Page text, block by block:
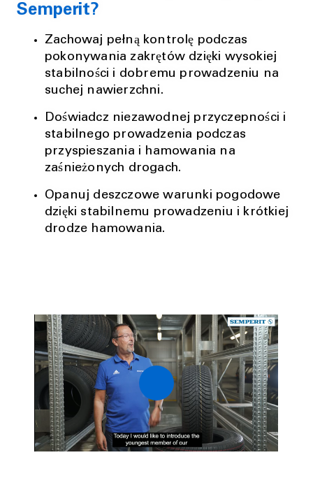
Semperit?
Zachowaj pełną kontrolę podczas
pokonywania zakrętów dzięki wysokiej
stabilności i dobremu prowadzeniu na
suchej nawierzchni.
Doświadcz niezawodnej przyczepności i
stabilnego prowadzenia podczas
przyspieszania i hamowania na
zaśnieżonych drogach.
Opanuj deszczowe warunki pogodowe
dzięki stabilnemu prowadzeniu i krótkiej
drodze hamowania.
0:00 / 0:49